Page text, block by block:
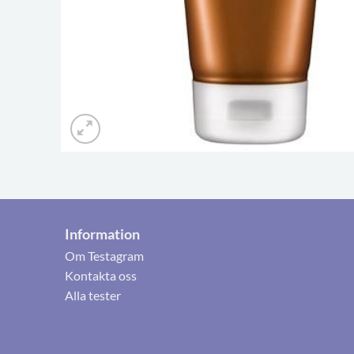
Information
Om Testagram
Kontakta oss
Alla tester